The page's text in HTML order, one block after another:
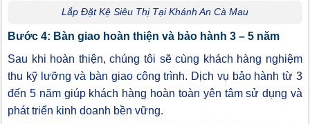
Lắp Đặt Kệ Siêu Thị Tại Khánh An Cà Mau
Bước 4: Bàn giao hoàn thiện và bảo hành 3 – 5 năm
Sau khi hoàn thiện, chúng tôi sẽ cùng khách hàng nghiệm
thu kỹ lưỡng và bàn giao công trình. Dịch vụ bảo hành từ 3
đến 5 năm giúp khách hàng hoàn toàn yên tâm sử dụng và
phát triển kinh doanh bền vững.